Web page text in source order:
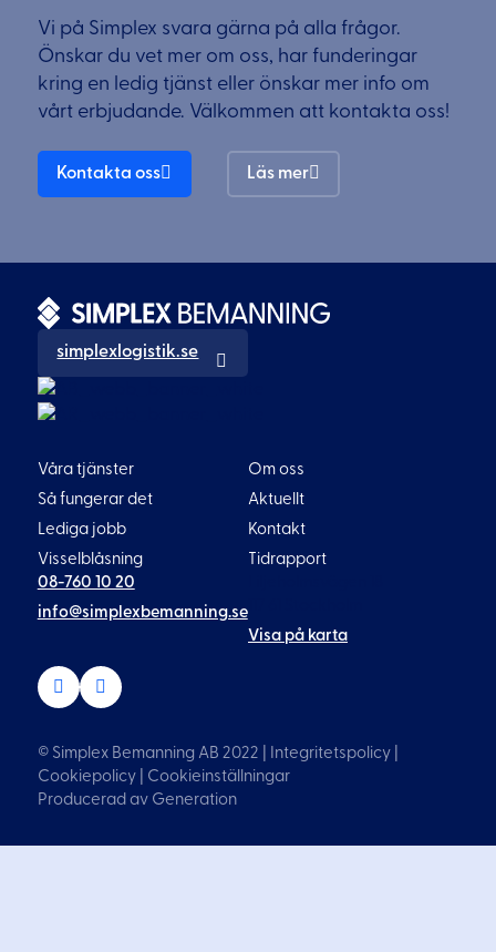
Vi på Simplex svara gärna på alla frågor.
Önskar du vet mer om oss, har funderingar
kring en ledig tjänst eller önskar mer info om
vårt erbjudande. Välkommen att kontakta oss!
Kontakta oss Läs mer
simplexlogistik.se
08-760 10 20
info@simplexbemanning.se
Visa på karta
Våra tjänster
Så fungerar det
Lediga jobb
Visselblåsning
Om oss
Aktuellt
Kontakt
Tidrapport
© Simplex Bemanning AB 2022 | Integritetspolicy|
Cookiepolicy| Cookieinställningar
Producerad av Generation